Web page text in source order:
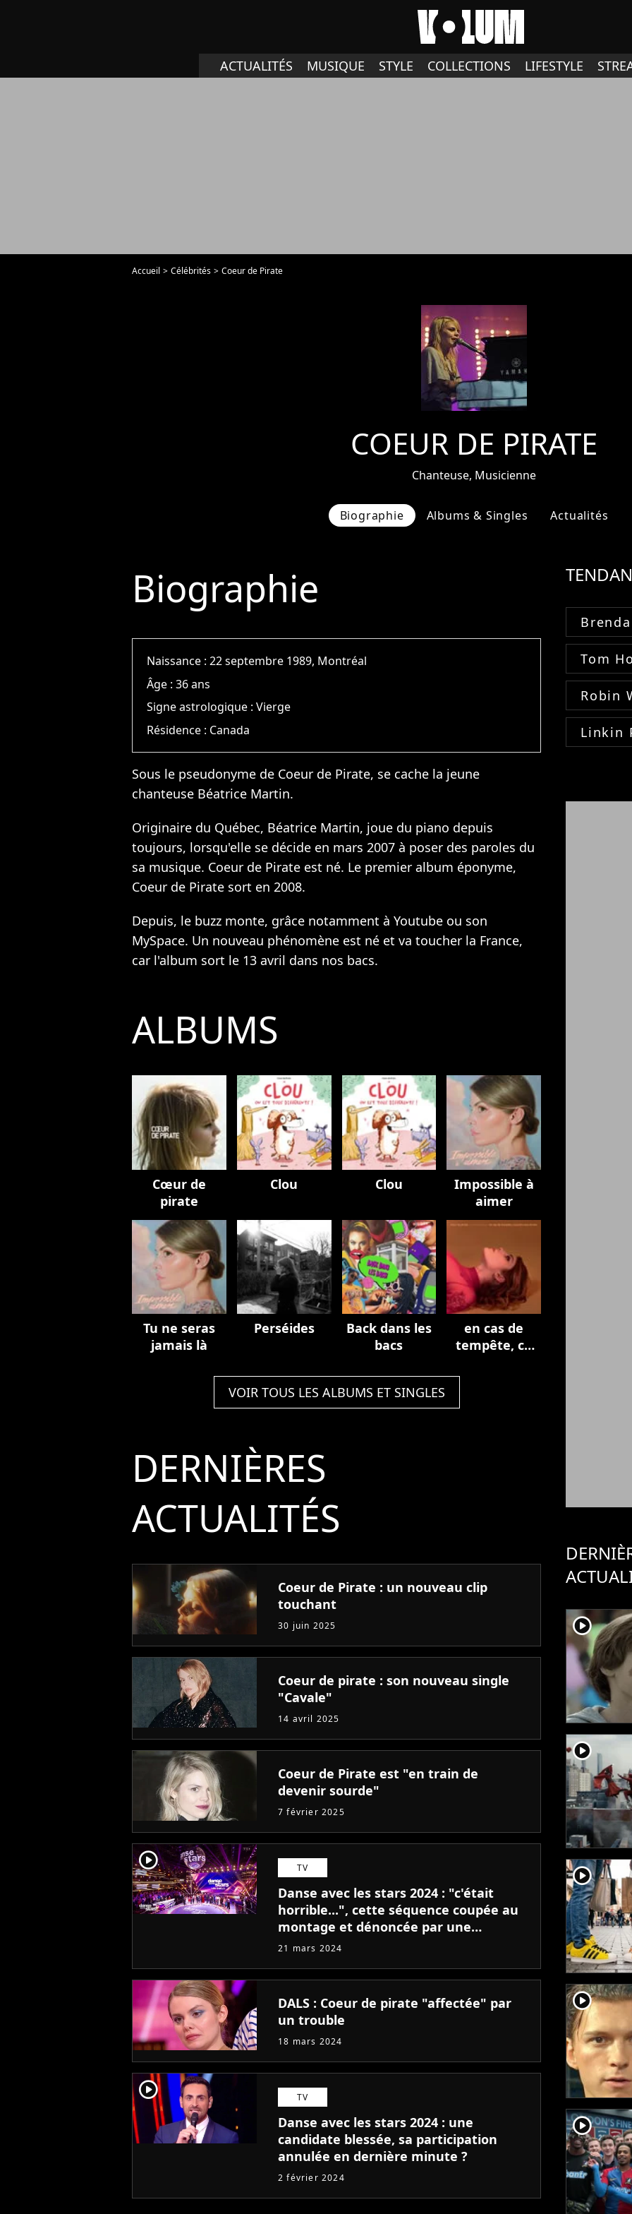
ACTUALITÉS MUSIQUE STYLE COLLECTIONS LIFESTYLE
Accueil Célébrités Coeur de Pirate
COEUR DE PIRATE
Chanteuse, Musicienne
Biographie Albums & Singles Actualités
Biographie
Naissance :22 septembre 1989, Montréal
Âge :36 ans
Signe astrologique :Vierge
Résidence : Canada
Sous le pseudonyme de Coeur de Pirate, se cache la jeune
chanteuse Béatrice Martin.
Originaire du Québec, Béatrice Martin, joue du piano depuis
toujours, lorsqu'elle se décide en mars 2007 à poser des paroles du
sa musique. Coeur de Pirate est né. Le premier album éponyme,
Coeur de Pirate sort en 2008.
Depuis, le buzz monte, grâce notamment à Youtube ou son
MySpace. Un nouveau phénomène est né et va toucher la France,
car l'album sort le 13 avril dans nos bacs.
ALBUMS
Cœur de
pirate
Clou Clou
Impossible à
aimer
Tu ne seras
jamais là
Perséides
Back dans les
bacs
en cas de
tempête, ce
VOIR TOUS LES ALBUMS ET SINGLES
DERNIÈRES
ACTUALITÉS
Coeur de Pirate : un nouveau clip
touchant
30 juin 2025
Coeur de pirate : son nouveau single
"Cavale"
14 avril 2025
Coeur de Pirate est "en train de
devenir sourde"
7 février 2025
player2 TV
Danse avec les stars 2024 : "c'était
horrible...", cette séquence coupée au
montage et dénoncée par une
candidate
21 mars 2024
DALS : Coeur de pirate "affectée" par
un trouble
18 mars 2024
player2 TV
Danse avec les stars 2024 : une
candidate blessée, sa participation
annulée en dernière minute ?
2 février 2024
Tom
Robin
Linkin
player2
player2
player2
player2
player2